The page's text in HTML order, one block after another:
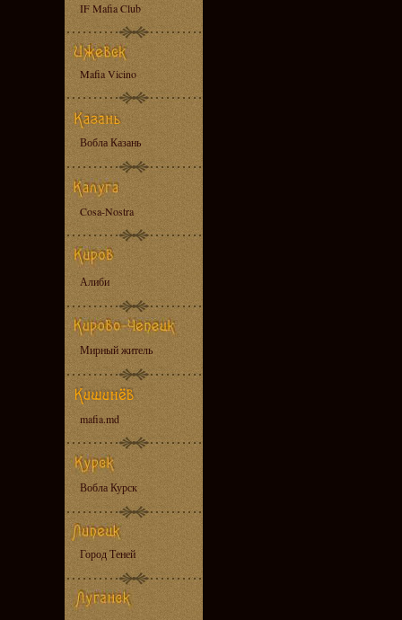
IF Mafia Club
Mafia Vicino
Вобла Казань
Cosa-Nostra
Алиби
Мирный житель
mafia.md
Вобла Курск
Город Теней